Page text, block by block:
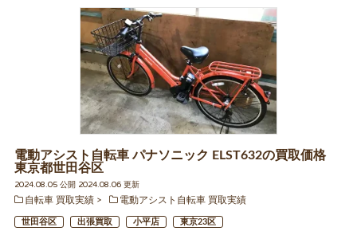
電動アシスト自転車 パナソニック ELST632の買取価格
東京都世田谷区
2024.08.05 公開 2024.08.06 更新
自転車 買取実績
電動アシスト自転車 買取実績
世田谷区 出張買取 小平店 東京23区